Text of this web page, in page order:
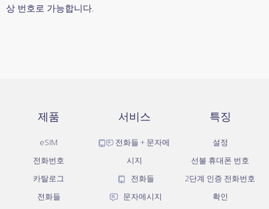
상 번호로 가능합니다.
제품
eSIM
전화번호
카탈로그
전화들
서비스
전화들 + 문자메
시지
전화들
문자메시지
특징
설정
선불 휴대폰 번호
2단계 인증 전화번호
확인